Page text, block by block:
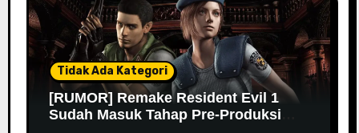
Tidak Ada Kategori
[RUMOR] Remake Resident Evil 1
Sudah Masuk Tahap Pre-Produksi